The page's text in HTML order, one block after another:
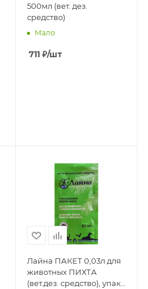
500мл (вет. дез.
средство)
Мало
711 ₽/шт
Лайна ПАКЕТ 0,03л для
животных ПИХТА
(вет.дез. средство), упак